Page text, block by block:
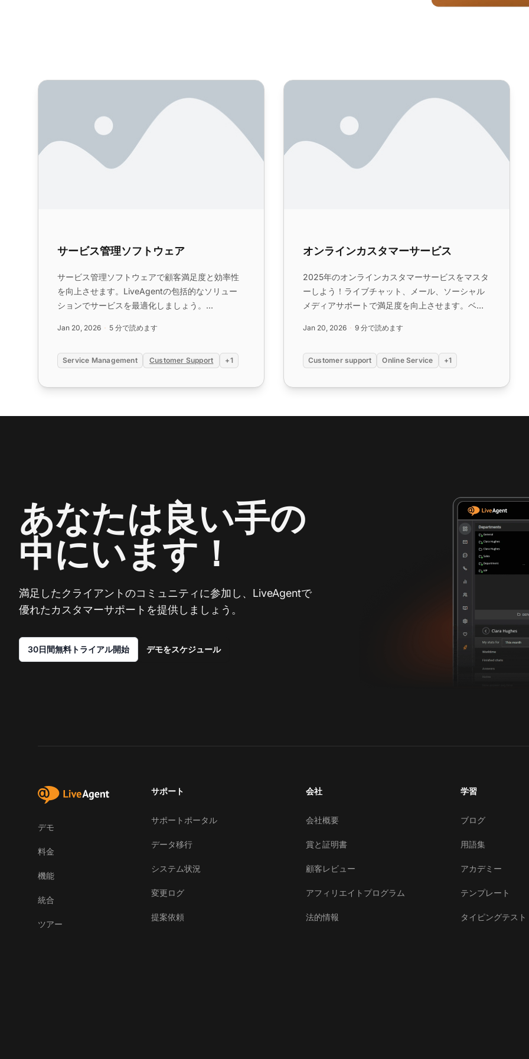
サービス管理ソフトウェア
サービス管理ソフトウェア
サービス管理ソフトウェアで顧客満足度と効率性
を向上させます。LiveAgentの包括的なソリュー
ションでサービスを最適化しましょう。...
Jan 20, 2026 5 分で読めます
Service Management Customer Support +1
オンラインカスタマーサービス
オンラインカスタマーサービス
2025年のオンラインカスタマーサービスをマスタ
ーしよう！ライブチャット、メール、ソーシャル
メディアサポートで満足度を向上させます。ベス
を無料で試してください。...
Jan 20, 2026 9 分で読めます
Customer support Online Service +1
あなたは良い手の
中にいます！
満足したクライアントのコミュニティに参加し、LiveAgentで
優れたカスタマーサポートを提供しましょう。
30日間無料トライアル開始 デモをスケジュール
デモ
料金
機能
統合
ツアー
サポート
サポートポータル
データ移行
システム状況
変更ログ
提案依頼
会社
会社概要
賞と証明書
顧客レビュー
アフィリエイトプログラム
法的情報
学習
ブログ
用語集
アカデミー
テンプレート
タイピングテスト